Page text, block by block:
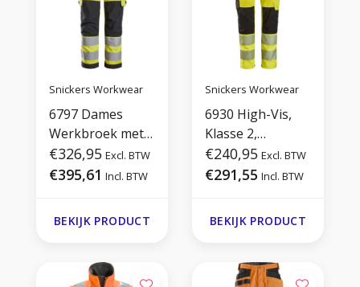
Snickers Workwear
6797 Dames
Werkbroek met
Holsterzakken
High-Vis Klasse 2
€326,95 Excl. BTW
€395,61 Incl. BTW
BEKIJK PRODUCT
Snickers Workwear
6930 High-Vis,
Klasse 2,
Werkbroek
€240,95 Excl. BTW
€291,55 Incl. BTW
BEKIJK PRODUCT